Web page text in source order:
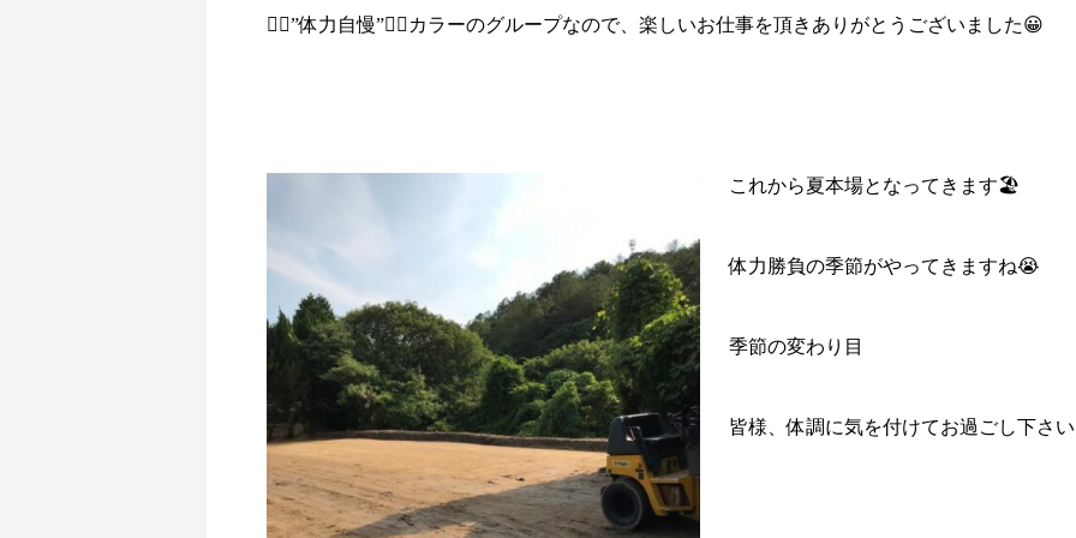
🏃‍♂️”体力自慢”🏃‍♂️カラーのグループなので、楽しいお仕事を頂きありがとうございました😀
これから夏本場となってきます🏖
体力勝負の季節がやってきますね😭
季節の変わり目
皆様、体調に気を付けてお過ごし下さ